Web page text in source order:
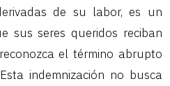
de su labor, es un
sus seres queridos reciban
el término abrupto
indemnización no busca